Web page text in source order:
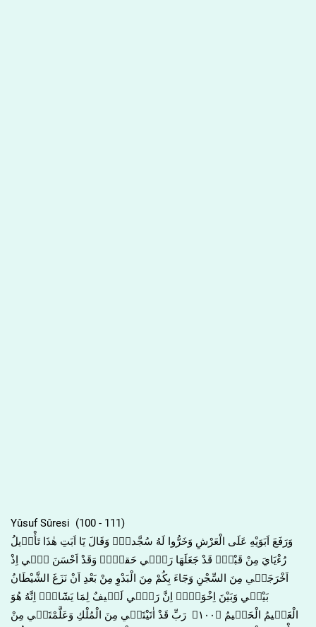
Yûsuf Sûresi (100 - 111)
وَرَفَعَ اَبَوَيْهِ عَلَى الْعَرْشِ وَخَرُّوا لَهُ سُجَّداًۚ وَقَالَ يَٓا اَبَتِ هٰذَا تَأْو۪يلُ
رُءْيَايَ مِنْ قَبْلُۘ قَدْ جَعَلَهَا رَبّ۪ي حَقاًّۜ وَقَدْ اَحْسَنَ ب۪ٓي اِذْ
اَخْرَجَن۪ي مِنَ السِّجْنِ وَجَٓاءَ بِكُمْ مِنَ الْبَدْوِ مِنْ بَعْدِ اَنْ نَزَغَ الشَّيْطَانُ
بَيْن۪ي وَبَيْنَ اِخْوَت۪يۜ اِنَّ رَبّ۪ي لَط۪يفٌ لِمَا يَشَٓاءُۜ اِنَّهُ هُوَ
الْعَل۪يمُ الْحَك۪يمُ ﴿١٠٠﴾ رَبِّ قَدْ اٰتَيْتَن۪ي مِنَ الْمُلْكِ وَعَلَّمْتَن۪ي مِنْ